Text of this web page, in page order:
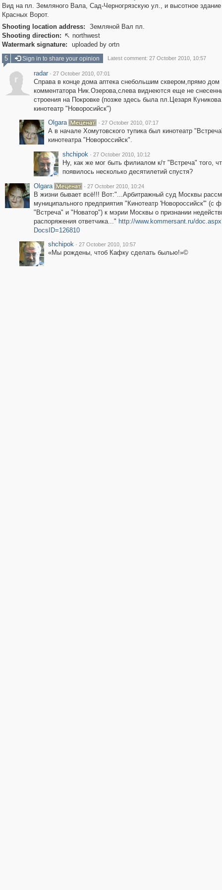
Вид на пл. Земляного Вала, Сад-Черногрязскую ул., и высотное
Красных Ворот.
Shooting location address:
Земляной Вал пл.
Shooting direction:  northwest
Watermark signature:
uploaded by ortn
5
Sign in to share your opinion Latest comment: 27 October 2010, 10:57
r
radar · 27 October 2010, 07:01
Справа в конце дома аптека снебольшим сквером,прямо дом
комментатора Ник.Озерова,слева виднеются еще не
строения на Покровке (позже здесь была пл.Цезаря
кинотеатр "Новоросийск")
Olgara
· 27 October 2010, 07:17
А в начале Хомутовского тупика был кинотеатр
кинотеатра "Новороссийск".
shchipok · 27 October 2010, 10:12
Ну, как же мог быть филиалом к/т "Встреча" того,
появилось несколько десятилетий спустя?
Olgara
· 27 October 2010, 10:24
В жизни бывает всё!!! Вот:"...Арбитражный суд Москвы
муниципального предприятия "Кинотеатр 'Новороссийск'" (с
"Встреча" и "Новатор") к мэрии Москвы о признании
распоряжения ответчика..." http://www.kommersant.ru/
DocsID=126810
shchipok · 27 October 2010, 10:57
«Мы рождены, чтоб Кафку сделать былью!»©